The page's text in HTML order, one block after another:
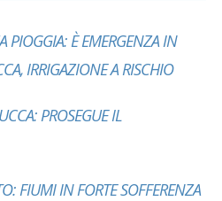
PIOGGIA: È EMERGENZA IN
IRRIGAZIONE A RISCHIO
PROSEGUE IL
FIUMI IN FORTE SOFFERENZA